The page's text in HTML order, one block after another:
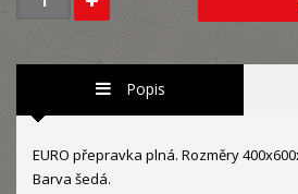
Popis
EURO přepravka plná. Rozměry
Barva šedá.